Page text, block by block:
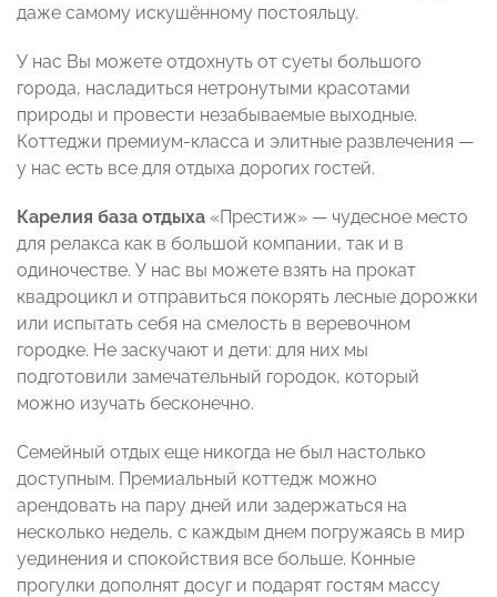
даже самому искушённому постояльцу.
У нас Вы можете отдохнуть от суеты большого
города, насладиться нетронутыми красотами
природы и провести незабываемые выходные.
Коттеджи премиум-класса и элитные развлечения —
у нас есть все для отдыха дорогих гостей.
Карелия база отдыха «Престиж» — чудесное место
для релакса как в большой компании, так и в
одиночестве. У нас вы можете взять на прокат
квадроцикл и отправиться покорять лесные дорожки
или испытать себя на смелость в веревочном
городке. Не заскучают и дети: для них мы
подготовили замечательный городок, который
можно изучать бесконечно.
Семейный отдых еще никогда не был настолько
доступным. Премиальный коттедж можно
арендовать на пару дней или задержаться на
несколько недель, с каждым днем погружаясь в мир
уединения и спокойствия все больше. Конные
прогулки дополнят досуг и подарят гостям массу